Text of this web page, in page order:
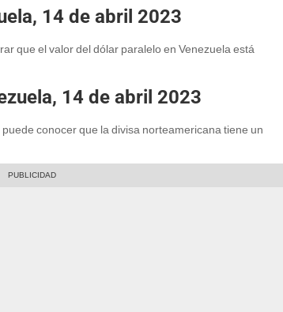
14 de abril 2023
que el valor del dólar paralelo en Venezuela está
14 de abril 2023
puede conocer que la divisa norteamericana tiene un